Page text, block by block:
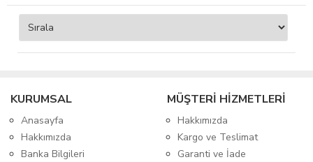
KURUMSAL
Anasayfa
Hakkımızda
Banka Bilgileri
MÜŞTERİ HİZMETLERİ
Hakkımızda
Kargo ve Teslimat
Garanti ve İade